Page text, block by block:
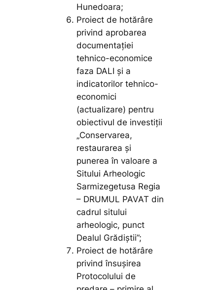
Hunedoara;
Proiect de hotărâre
privind aprobarea
documentației
tehnico-economice
faza DALI și a
indicatorilor tehnico-
economici
(actualizare) pentru
obiectivul de investiții
„Conservarea,
restaurarea și
punerea în valoare a
Sitului Arheologic
Sarmizegetusa Regia
– DRUMUL PAVAT din
cadrul sitului
arheologic, punct
Dealul Grădiștii”;
Proiect de hotărâre
privind însușirea
Protocolului de